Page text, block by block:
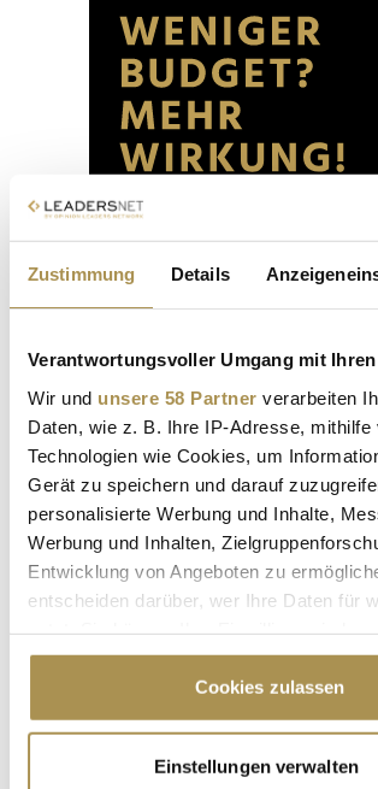
Zustimmung Details
Verantwortungsvoller Umgang mit
Wir und unsere 58 Partner verarbeiten
Daten, wie z. B. Ihre IP-Adresse, mithilfe
Technologien wie Cookies, um
Gerät zu speichern und darauf
personalisierte Werbung und Inhalte,
Werbung und Inhalten,
Entwicklung von Angeboten zu
entscheiden darüber, wer Ihre Daten für
Cookie-Erklärung oder durch Klicken auf
Trigger Symbol ändern oder widerrufen
Informationen über Ihre
Cookies zulassen
Einstellungen verwalten